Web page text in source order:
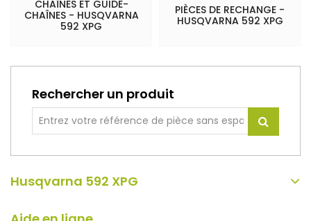
CHAÎNES ET GUIDE-
CHAÎNES - HUSQVARNA
592 XPG
PIÈCES DE RECHANGE -
HUSQVARNA 592 XPG
Rechercher un produit
Husqvarna 592 XPG